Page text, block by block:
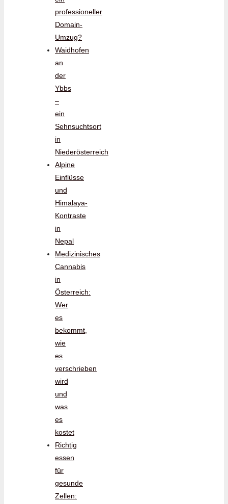
professioneller
Domain-
Umzug?
Waidhofen
an
der
Ybbs
–
ein
Sehnsuchtsort
in
Niederösterreich
Alpine
Einflüsse
und
Himalaya-
Kontraste
in
Nepal
Medizinisches
Cannabis
in
Österreich:
Wer
es
bekommt,
wie
es
verschrieben
wird
und
was
es
kostet
Richtig
essen
für
gesunde
Zellen: